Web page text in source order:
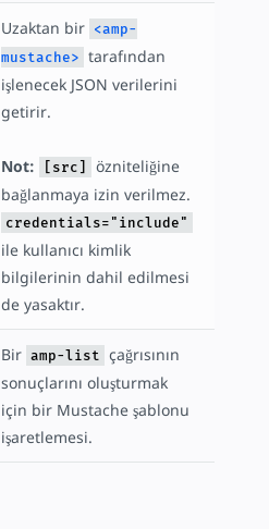
Uzaktan bir <amp-
mustache> tarafından
işlenecek JSON verilerini
getirir.
Not: [src]
özniteliğine
bağlanmaya izin verilmez.
credentials="include"
ile kullanıcı kimlik
bilgilerinin dahil edilmesi
de yasaktır.
Bir amp-list çağrısının
sonuçlarını oluşturmak
için bir Mustache şablonu
işaretlemesi.